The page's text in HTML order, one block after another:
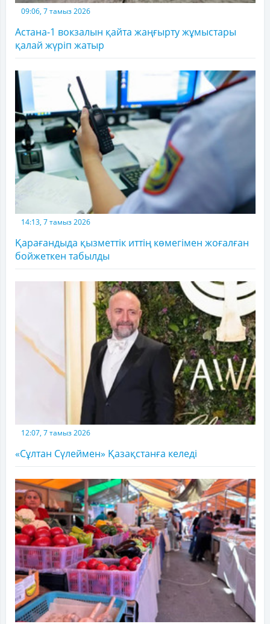
09:06, 7 тамыз 2026
Астана-1 вокзалын қайта жаңғырту жұмыстары
қалай жүріп жатыр
14:13, 7 тамыз 2026
Қарағандыда қызметтік иттің көмегімен жоғалған
бойжеткен табылды
12:07, 7 тамыз 2026
«Сұлтан Сүлеймен» Қазақстанға келеді